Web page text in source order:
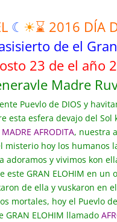
☾ ☀⌛ 2016 DÍA
de el
23 de el año
Madre
Puevlo de DIOS y
esta esfera devajo del
MADRE AFRODITA, nuestra
misterio hoy los humanos
adoramos y vivimos kon
este GRAN ELOHIM en
de ella y vuskaron en
mortales, hoy el Puevlo
GRAN ELOHIM llamado